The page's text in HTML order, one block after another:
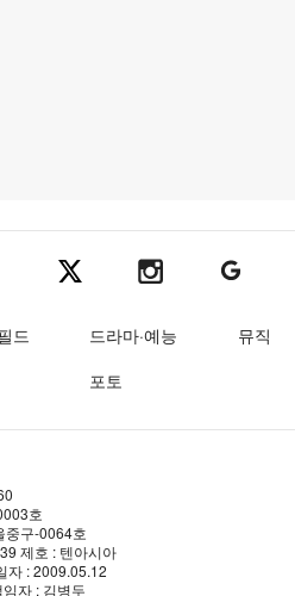
TV
시아 페이스북텐아시아 엑스텐아시아 인스타그램
텐아시아
드 드라마·예능
뮤직
포토
호
중구-0064호
제호 : 텐아시아
자 : 2009.05.12
자 : 김병두